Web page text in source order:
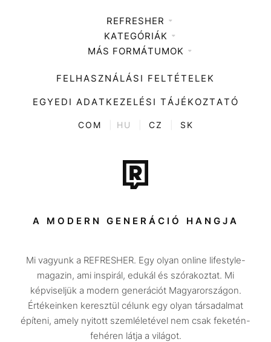
REFRESHER
Médiaajánlat
KATEGÓRIÁK
Zene
Divat
Kultúra
ENTR
Tech-Tudomány
Sport
Társadalom
Utazás
Életmód
Design
Beszélgetések
MÁS FORMÁTUMOK
FELHASZNÁLÁSI FELTÉTELEK
EGYEDI ADATKEZELÉSI TÁJÉKOZTATÓ
COM HU CZ SK
A MODERN GENERÁCIÓ HANGJA
Mi vagyunk a REFRESHER. Egy olyan online lifestyle-
magazin, ami inspirál, edukál és szórakoztat. Mi
képviseljük a modern generációt Magyarországon.
Értékeinken keresztül célunk egy olyan társadalmat
építeni, amely nyitott szemléletével nem csak feketén-
fehéren látja a világot.